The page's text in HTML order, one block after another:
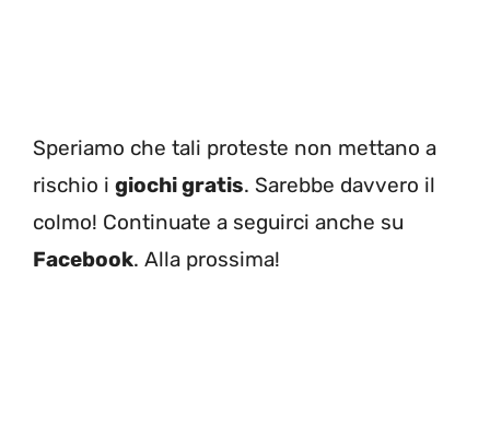
Speriamo che tali proteste non mettano a
rischio i giochi gratis. Sarebbe davvero il
colmo! Continuate a seguirci anche su
Facebook. Alla prossima!